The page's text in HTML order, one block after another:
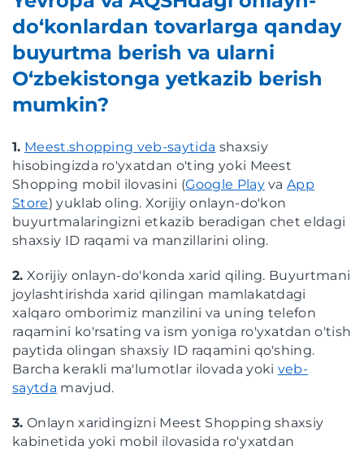
do‘konlardan tovarlarga qanday
buyurtma berish va ularni
O‘zbekistonga yetkazib berish
mumkin?
1. Meest.shopping veb-saytida shaxsiy
hisobingizda ro'yxatdan o'ting yoki Meest
Shopping mobil ilovasini (Google PlayvaApp
Store) yuklab oling. Xorijiy onlayn-do'kon
buyurtmalaringizni etkazib beradigan chet eldagi
shaxsiy ID raqami va manzillarini oling.
2. Xorijiy onlayn-do'konda xarid qiling. Buyurtmani
joylashtirishda xarid qilingan mamlakatdagi
xalqaro omborimiz manzilini va uning telefon
raqamini ko'rsating va ism yoniga ro'yxatdan o'tish
paytida olingan shaxsiy ID raqamini qo'shing.
Barcha kerakli ma'lumotlar ilovada yoki veb-
saytda mavjud.
3. Onlayn xaridingizni Meest Shopping shaxsiy
kabinetida yoki mobil ilovasida roʻyxatdan